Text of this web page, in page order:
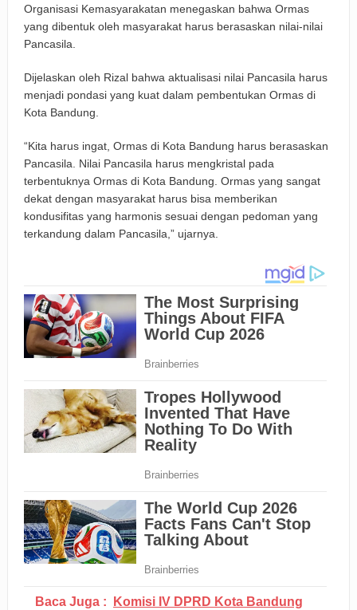
Organisasi Kemasyarakatan menegaskan bahwa Ormas
yang dibentuk oleh masyarakat harus berasaskan nilai-nilai
Pancasila.
Dijelaskan oleh Rizal bahwa aktualisasi nilai Pancasila harus
menjadi pondasi yang kuat dalam pembentukan Ormas di
Kota Bandung.
“Kita harus ingat, Ormas di Kota Bandung harus berasaskan
Pancasila. Nilai Pancasila harus mengkristal pada
terbentuknya Ormas di Kota Bandung. Ormas yang sangat
dekat dengan masyarakat harus bisa memberikan
kondusifitas yang harmonis sesuai dengan pedoman yang
terkandung dalam Pancasila,” ujarnya.
Baca Juga :
Komisi IV DPRD Kota Bandung